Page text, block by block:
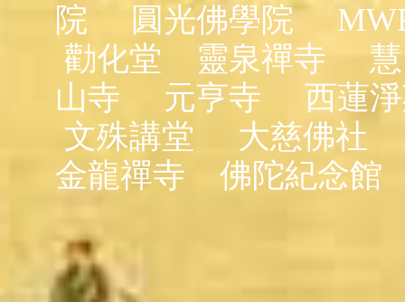
院
圓光佛學院
勸化堂
靈泉禪寺
山寺
元亨寺
西蓮
文殊講堂
大慈佛社
金龍禪寺
佛陀紀念館